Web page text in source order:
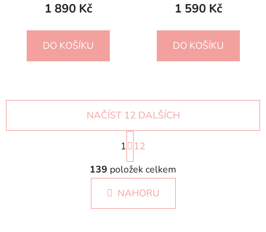
1 890 Kč
DO KOŠÍKU
1 590 Kč
DO KOŠÍKU
O
v
l
á
d
NAČÍST 12 DALŠÍCH
S
t
r
á
n
k
1
12
139 položek celkem
NAHORU